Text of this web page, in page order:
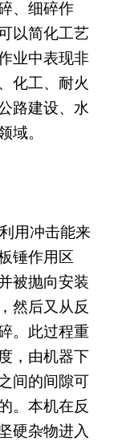
、细碎作
以简化工艺
业中表现非
化工、耐火
路建设、水
域。
用冲击能来
锤作用区
被抛向安装
然后又从反
。此过程重
，由机器下
间的间隙可
。本机在反
硬杂物进入